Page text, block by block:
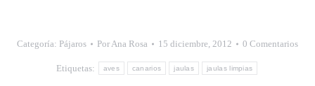
Categoría: Pájaros PorAna Rosa 15 diciembre, 2012 0 Comentarios
Etiquetas: aves canarios jaulas jaulas limpias